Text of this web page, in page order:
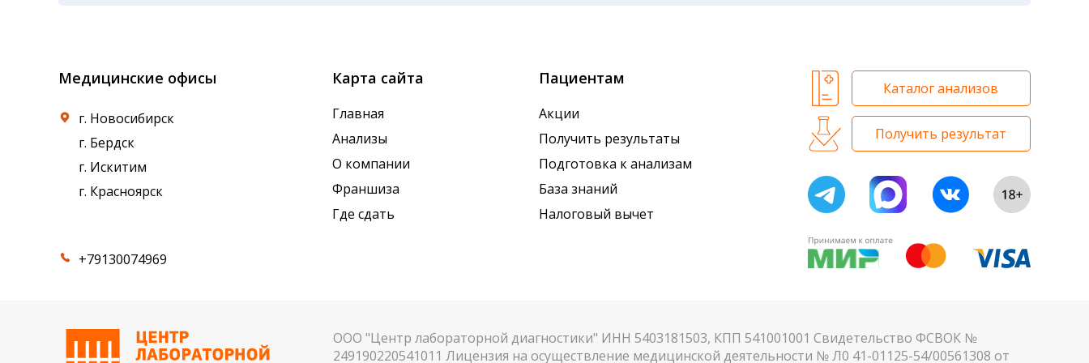
Медицинские офисы
г. Новосибирск
г. Бердск
г. Искитим
г. Красноярск
+79130074969
Карта сайта
Главная
Анализы
О компании
Франшиза
Где сдать
Пациентам
Акции
Получить результаты
Подготовка к анализам
База знаний
Налоговый вычет
Каталог анализов
Получить результат
ООО "Центр лабораторной диагностики" ИНН 5403181503, КПП 541001001 Свидетельство ФСВОК №
249190220541011 Лицензия на осуществление медицинской деятельности № Л0 41-01125-54/00561308 от